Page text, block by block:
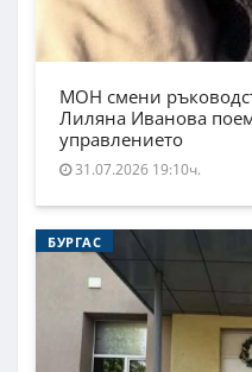
МОН смени
Лиляна Иванова
управлението
31.07.2026 19:10ч.
БУРГАС